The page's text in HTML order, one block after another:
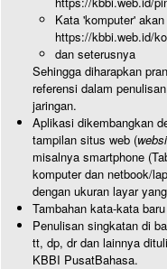
Kata 'komputer'
https://kbbi.web.id/
dan seterusnya
Sehingga diharapkan
referensi dalam
jaringan.
Aplikasi dikembangkan
tampilan situs web (
misalnya smartphone
komputer dan netbook/
dengan ukuran layar
Tambahan kata-kata
Penulisan singkatan di
tt, dp, dr dan lainnya
KBBI PusatBahasa.